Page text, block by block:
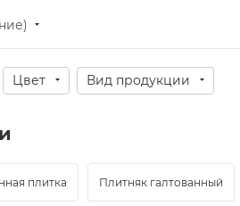
Цвет Вид продукции
плитка Плитняк галтованный